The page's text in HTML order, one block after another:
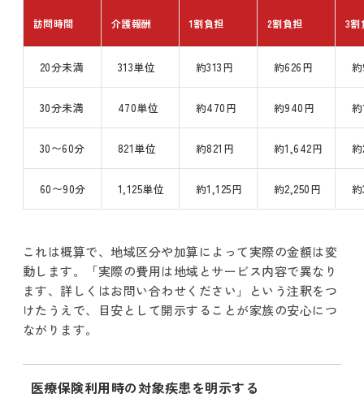
訪問時間 介護報酬 1割負担 2割負担 3割
20分未満 313単位 約313円 約626円
30分未満 470単位 約470円 約940円
30〜60分 821単位 約821円 約1,642円
60〜90分 1,125単位 約1,125円 約2,250円
これは概算で、地域区分や加算によって実際の金額は変
動します。「実際の費用は地域とサービス内容で異なり
ます、詳しくはお問い合わせください」という注釈をつ
けたうえで、目安として開示することが家族の安心につ
ながります。
医療保険利用時の対象疾患を明示する